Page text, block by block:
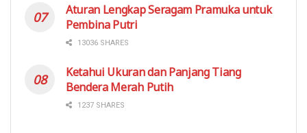
Aturan Lengkap Seragam Pramuka untuk
Pembina Putri
13036 SHARES
Ketahui Ukuran dan Panjang Tiang
Bendera Merah Putih
1237 SHARES